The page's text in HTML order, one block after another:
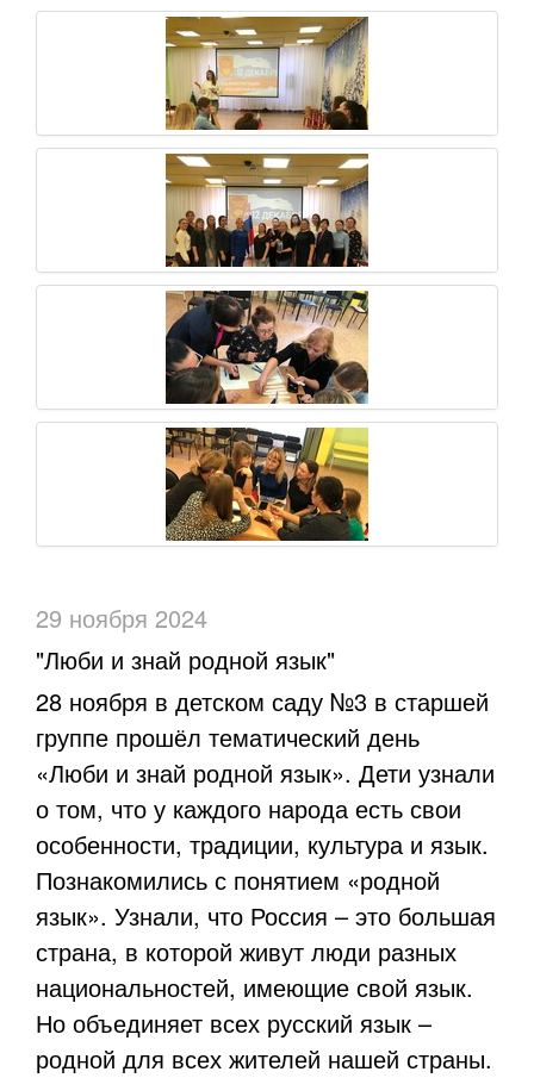
29 ноября 2024
"Люби и знай родной язык"
28 ноября в детском саду №3 в старшей
группе прошёл тематический день
«Люби и знай родной язык». Дети узнали
о том, что у каждого народа есть свои
особенности, традиции, культура и язык.
Познакомились с понятием «родной
язык». Узнали, что Россия – это большая
страна, в которой живут люди разных
национальностей, имеющие свой язык.
Но объединяет всех русский язык –
родной для всех жителей нашей страны.